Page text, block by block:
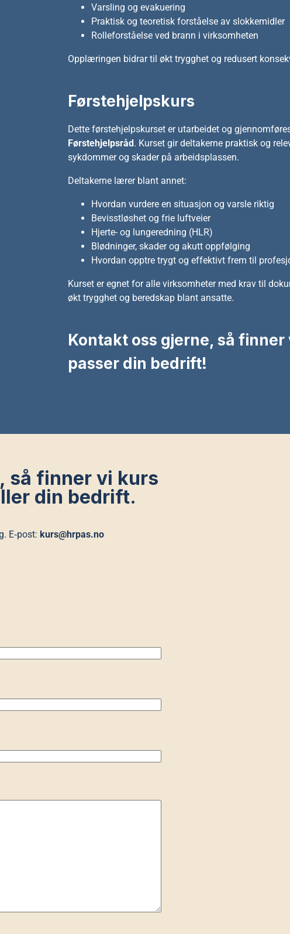
Varsling og evakuering
Praktisk og teoretisk forståelse av slokkemidler
Rolleforståelse ved brann i virksomheten
Opplæringen bidrar til økt trygghet og redusert
Førstehjelpskurs
Dette førstehjelpskurset er utarbeidet og
Førstehjelpsråd . Kurset gir deltakerne praktisk og
sykdommer og skader på arbeidsplassen.
Deltakerne lærer blant annet:
Hvordan vurdere en situasjon og varsle riktig
Bevisstløshet og frie luftveier
Hjerte- og lungeredning (HLR)
Blødninger, skader og akutt oppfølging
Hvordan opptre trygt og effektivt frem til
Kurset er egnet for alle virksomheter med krav til
økt trygghet og beredskap blant ansatte.
Kontakt oss gjerne, så
passer din bedrift!
så finner vi kurs
din bedrift.
E‑post: kurs@hrpas.no